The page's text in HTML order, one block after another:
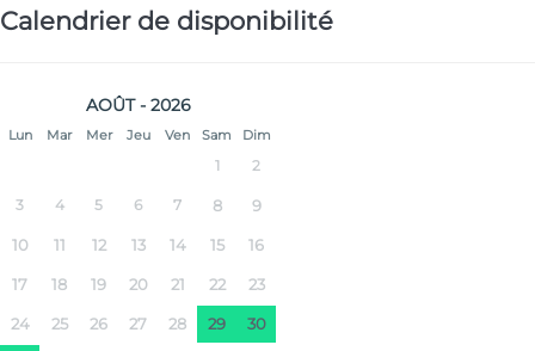
Calendrier de disponibilité
AOÛT - 2026
Lun Mar Mer Jeu Ven Sam Dim
1 2
3 4 5 6 7 8 9
10 11 12 13 14 15 16
17 18 19 20 21 22 23
24 25 26 27 28 29 30